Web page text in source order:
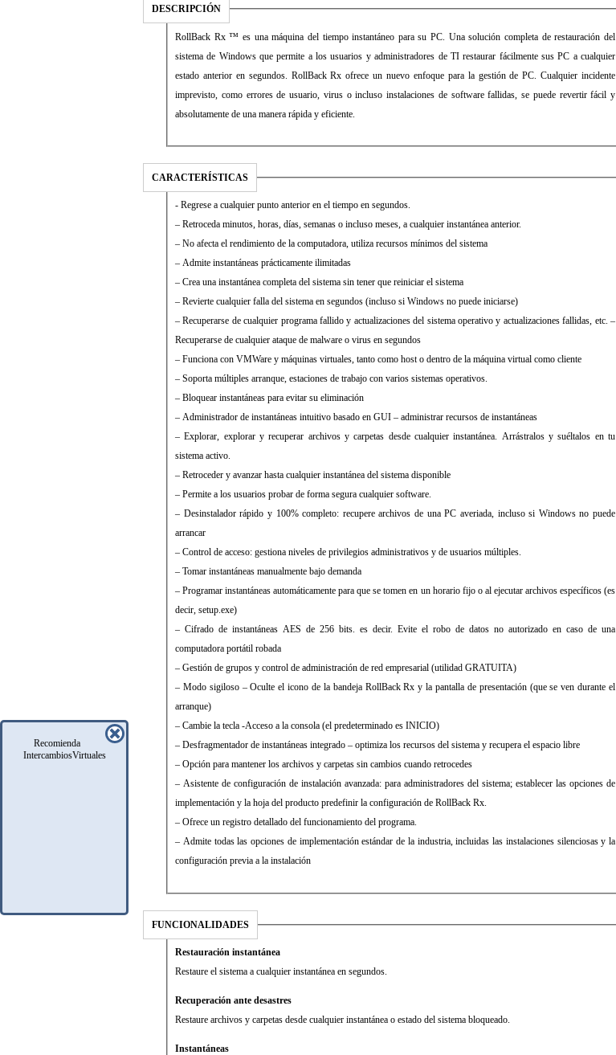
Recomienda
IntercambiosVirtuales
DESCRIPCIÓN
RollBack Rx ™ es una máquina del tiempo instantáneo para su PC. Una solución completa de restauración del
sistema de Windows que permite a los usuarios y administradores de TI restaurar fácilmente sus PC a cualquier
estado anterior en segundos. RollBack Rx ofrece un nuevo enfoque para la gestión de PC. Cualquier incidente
imprevisto, como errores de usuario, virus o incluso instalaciones de software fallidas, se puede revertir fácil y
absolutamente de una manera rápida y eficiente.
CARACTERÍSTICAS
- Regrese a cualquier punto anterior en el tiempo en segundos.
– Retroceda minutos, horas, días, semanas o incluso meses, a cualquier instantánea anterior.
– No afecta el rendimiento de la computadora, utiliza recursos mínimos del sistema
– Admite instantáneas prácticamente ilimitadas
– Crea una instantánea completa del sistema sin tener que reiniciar el sistema
– Revierte cualquier falla del sistema en segundos (incluso si Windows no puede iniciarse)
– Recuperarse de cualquier programa fallido y actualizaciones del sistema operativo y actualizaciones fallidas, etc. –
Recuperarse de cualquier ataque de malware o virus en segundos
– Funciona con VMWare y máquinas virtuales, tanto como host o dentro de la máquina virtual como cliente
– Soporta múltiples arranque, estaciones de trabajo con varios sistemas operativos.
– Bloquear instantáneas para evitar su eliminación
– Administrador de instantáneas intuitivo basado en GUI – administrar recursos de instantáneas
– Explorar, explorar y recuperar archivos y carpetas desde cualquier instantánea. Arrástralos y suéltalos en tu
sistema activo.
– Retroceder y avanzar hasta cualquier instantánea del sistema disponible
– Permite a los usuarios probar de forma segura cualquier software.
– Desinstalador rápido y 100% completo: recupere archivos de una PC averiada, incluso si Windows no puede
arrancar
– Control de acceso: gestiona niveles de privilegios administrativos y de usuarios múltiples.
– Tomar instantáneas manualmente bajo demanda
– Programar instantáneas automáticamente para que se tomen en un horario fijo o al ejecutar archivos específicos (es
decir, setup.exe)
– Cifrado de instantáneas AES de 256 bits. es decir. Evite el robo de datos no autorizado en caso de una
computadora portátil robada
– Gestión de grupos y control de administración de red empresarial (utilidad GRATUITA)
– Modo sigiloso – Oculte el icono de la bandeja RollBack Rx y la pantalla de presentación (que se ven durante el
arranque)
– Cambie la tecla -Acceso a la consola (el predeterminado es INICIO)
– Desfragmentador de instantáneas integrado – optimiza los recursos del sistema y recupera el espacio libre
– Opción para mantener los archivos y carpetas sin cambios cuando retrocedes
– Asistente de configuración de instalación avanzada: para administradores del sistema; establecer las opciones de
implementación y la hoja del producto predefinir la configuración de RollBack Rx.
– Ofrece un registro detallado del funcionamiento del programa.
– Admite todas las opciones de implementación estándar de la industria, incluidas las instalaciones silenciosas y la
configuración previa a la instalación
FUNCIONALIDADES
Restauración instantánea
Restaure el sistema a cualquier instantánea en segundos.
Recuperación ante desastres
Restaure archivos y carpetas desde cualquier instantánea o estado del sistema bloqueado.
Instantáneas